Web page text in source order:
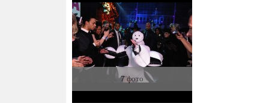
7 фото